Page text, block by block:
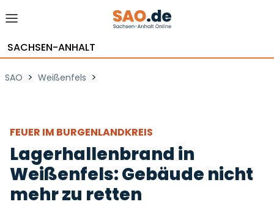
SACHSEN-ANHALT
SAO > Weißenfels >
FEUER IM BURGENLANDKREIS
Lagerhallenbrand in
Weißenfels: Gebäude nicht
mehr zu retten